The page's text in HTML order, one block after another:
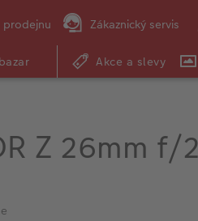
prodejnu Zákaznický servis
Akce a slevy
Z 26mm f/